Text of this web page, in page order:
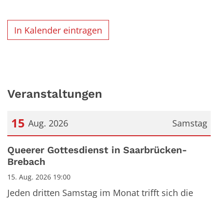
In Kalender eintragen
Veranstaltungen
Samstag
15 Aug. 2026
Datum: 15. August 2026
Queerer Gottesdienst in Saarbrücken-
Brebach
15. Aug. 2026 19:00
Jeden dritten Samstag im Monat trifft sich die